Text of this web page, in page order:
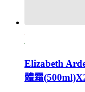
Elizabeth
體霜